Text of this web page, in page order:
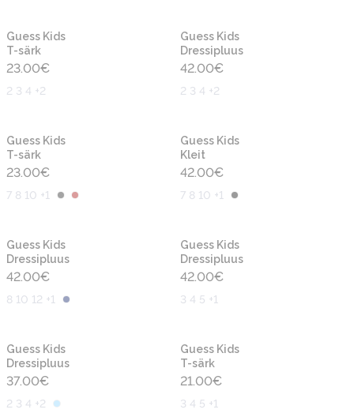
Guess Kids
T-särk
23.00€
2 3 4 +2
Guess Kids
Dressipluus
42.00€
2 3 4 +2
Guess Kids
T-särk
23.00€
7 8 10 +1
Guess Kids
Kleit
42.00€
7 8 10 +1
Guess Kids
Dressipluus
42.00€
8 10 12 +1
Guess Kids
Dressipluus
42.00€
3 4 5 +1
Guess Kids
Dressipluus
37.00€
2 3 4 +2
Guess Kids
T-särk
21.00€
3 4 5 +1